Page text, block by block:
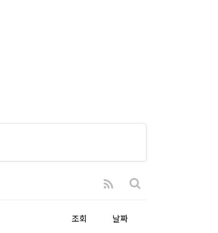
조회 날짜